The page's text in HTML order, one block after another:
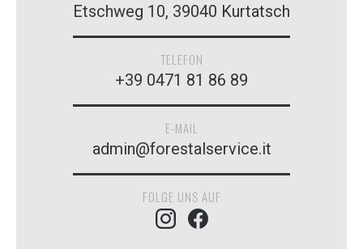
Etschweg 10, 39040 Kurtatsch
TELEFON
+39 0471 81 86 89
E-MAIL
admin@forestalservice.it
FOLGE UNS AUF